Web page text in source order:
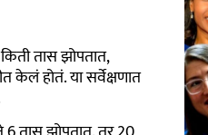
तास झोपतात,
केलं होतं. या सर्वेक्षणात